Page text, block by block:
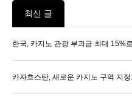
최신 글
한국, 카지노 관광 부과금 최대 15%
카자흐스탄, 새로운 카지노 구역 지